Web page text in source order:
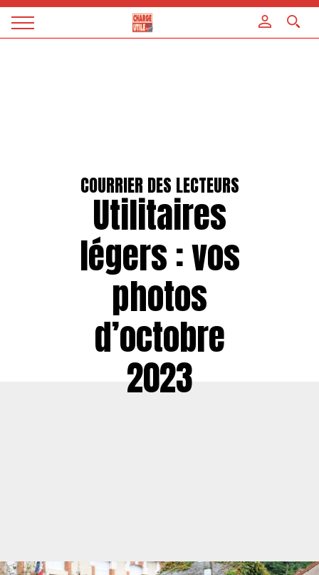
Magazine
COURRIER DES LECTEURS
Utilitaires
légers : vos
photos
d’octobre
2023
Panneau de gestion des cookies